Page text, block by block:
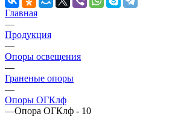
Главная
—
Продукция
—
Опоры освещения
—
Граненые опоры
—
Опоры ОГКлф
—Опора ОГКлф - 10